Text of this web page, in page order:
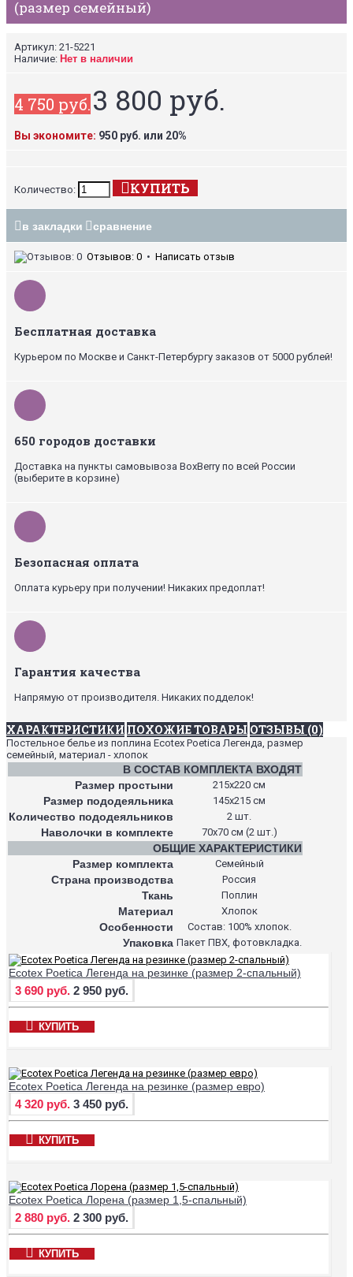
(размер семейный)
Артикул: 21-5221
Наличие: Нет в наличии
4 750 руб.3 800 руб.
Вы экономите: 950 руб. или 20%
Количество: КУПИТЬ
в закладки сравнение
Отзывов: 0 • Написать отзыв
Бесплатная доставка
Курьером по Москве и Санкт-Петербургу заказов от 5000 рублей!
650 городов доставки
Доставка на пункты самовывоза BoxBerry по всей России
(выберите в корзине)
Безопасная оплата
Оплата курьеру при получении! Никаких предоплат!
Гарантия качества
Напрямую от производителя. Никаких подделок!
ХАРАКТЕРИСТИКИ ПОХОЖИЕ ТОВАРЫ ОТЗЫВЫ (0)
Постельное белье из поплина Ecotex Poetica Легенда, размер
семейный, материал - хлопок
В СОСТАВ КОМПЛЕКТА ВХОДЯТ
Размер простыни
215х220 см
Размер пододеяльника 145х215 см
Количество пододеяльников 2 шт.
Наволочки в комплекте 70х70 см (2 шт.)
ОБЩИЕ ХАРАКТЕРИСТИКИ
Размер комплекта
Семейный
Страна производства Россия
Ткань Поплин
Материал Хлопок
Особенности Состав: 100% хлопок.
Упаковка Пакет ПВХ, фотовкладка.
Ecotex Poetica Легенда на резинке (размер 2-спальный)
3 690 руб. 2 950 руб.
КУПИТЬ
Ecotex Poetica Легенда на резинке (размер евро)
4 320 руб. 3 450 руб.
КУПИТЬ
Ecotex Poetica Лорена (размер 1,5-спальный)
2 880 руб. 2 300 руб.
КУПИТЬ